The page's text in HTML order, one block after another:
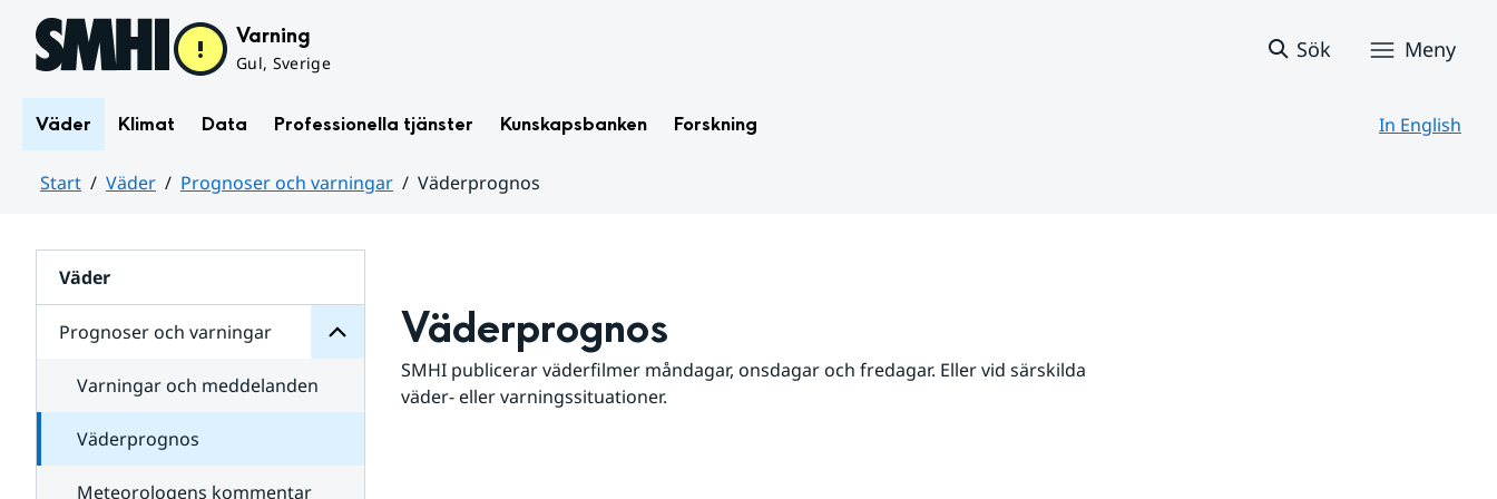
Hoppa till sidans innehåll Varning
Gul, Sverige
Sök Meny
Väder Klimat Data Professionella tjänster Kunskapsbanken Forskning In English
Start Väder Prognoser och varningar
Väderprognos
Väder
Prognoser och varningar
för
varningar
Varningar och meddelanden
Väderprognos
Meteorologens kommentar
Väderprognos
SMHI publicerar väderfilmer måndagar, onsdagar och fredagar. Eller vid särskilda
väder- eller varningssituationer.